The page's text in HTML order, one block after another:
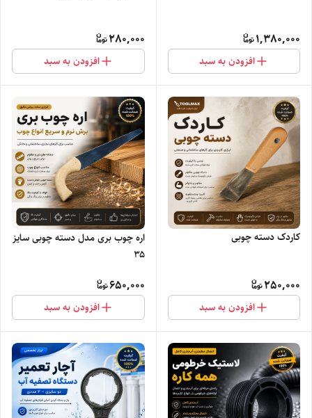
1,380,000
افزودن به سبد
280,000
افزودن به سبد
کاردک دسته چوبی
250,000
افزودن به سبد
اره چوب بری مدل دسته چوبی سایز
۳۵
650,000
افزودن به سبد